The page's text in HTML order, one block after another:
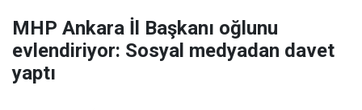
MHP Ankara İl Başkanı oğlunu
evlendiriyor: Sosyal medyadan davet
yaptı